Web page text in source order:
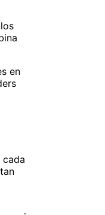
en